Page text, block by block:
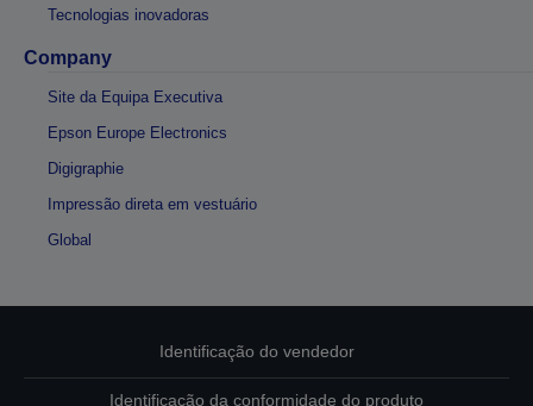
Tecnologias inovadoras
Company
Site da Equipa Executiva
Epson Europe Electronics
Digigraphie
Impressão direta em vestuário
Global
Identificação do vendedor
Identificação da conformidade do produto